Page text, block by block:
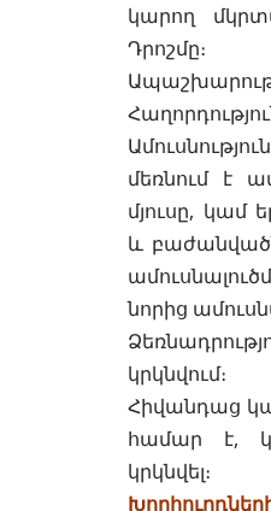
կարող
Դրոշմը։
մեռնում է
մյուսը, կամ
և
նորից
կրկնվում։
Հիվանդաց
համար է,
կրկնվել։